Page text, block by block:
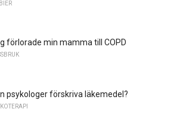
förlorade min mamma till COPD
psykologer förskriva läkemedel?